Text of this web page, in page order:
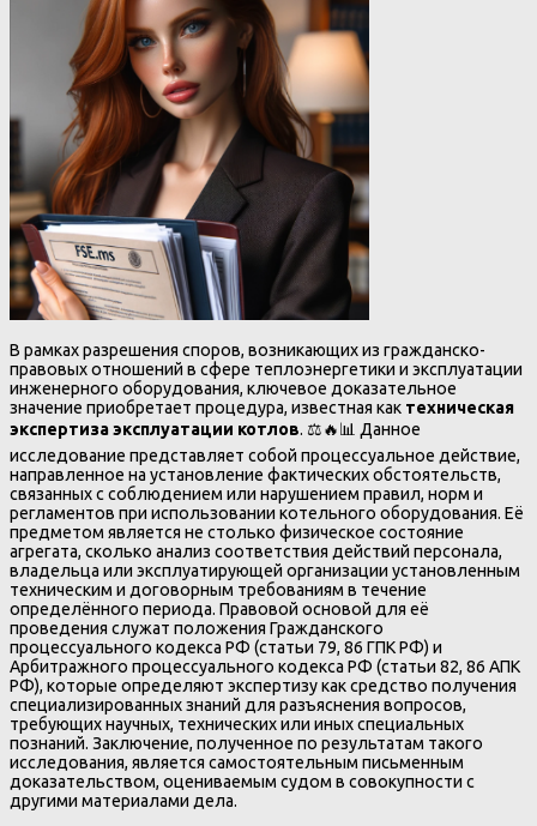
В рамках разрешения споров, возникающих из гражданско-
правовых отношений в сфере теплоэнергетики и эксплуатации
инженерного оборудования, ключевое доказательное
значение приобретает процедура, известная как техническая
экспертиза эксплуатации котлов. ⚖️🔥📊 Данное
исследование представляет собой процессуальное действие,
направленное на установление фактических обстоятельств,
связанных с соблюдением или нарушением правил, норм и
регламентов при использовании котельного оборудования. Её
предметом является не столько физическое состояние
агрегата, сколько анализ соответствия действий персонала,
владельца или эксплуатирующей организации установленным
техническим и договорным требованиям в течение
определённого периода. Правовой основой для её
проведения служат положения Гражданского
процессуального кодекса РФ (статьи 79, 86 ГПК РФ) и
Арбитражного процессуального кодекса РФ (статьи 82, 86 АПК
РФ), которые определяют экспертизу как средство получения
специализированных знаний для разъяснения вопросов,
требующих научных, технических или иных специальных
познаний. Заключение, полученное по результатам такого
исследования, является самостоятельным письменным
доказательством, оцениваемым судом в совокупности с
другими материалами дела.